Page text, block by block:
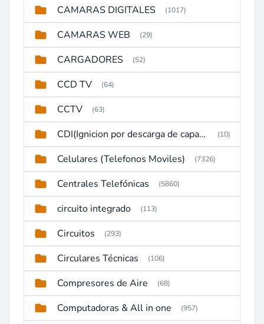
CAMARAS DIGITALES (1017)
CAMARAS WEB (29)
CARGADORES (52)
CCD TV (64)
CCTV (63)
CDI(Ignicion por descarga de capacitor) (10)
Celulares (Telefonos Moviles) (7326)
Centrales Telefónicas (5860)
circuito integrado (113)
Circuitos (293)
Circulares Técnicas (106)
Compresores de Aire (68)
Computadoras & All in one (957)